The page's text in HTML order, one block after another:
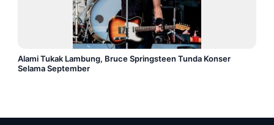
Alami Tukak Lambung, Bruce Springsteen Tunda Konser
Selama September